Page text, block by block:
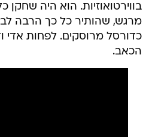
בווירטואוזיות. הוא היה שחקן
מרגש, שהותיר כל כך הרבה
כדורסל מרוסקים. לפחות
הכאב.